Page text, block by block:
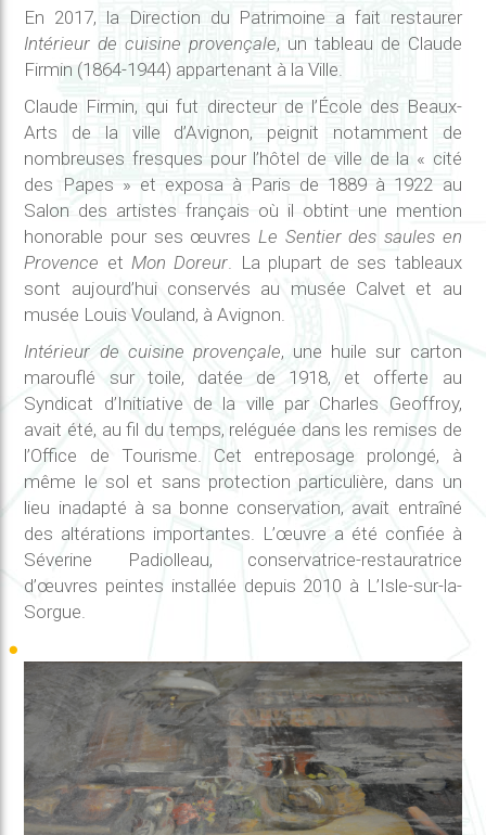
En 2017, la Direction du Patrimoine a fait restaurer
Intérieur de cuisine provençale, un tableau de Claude
Firmin (1864-1944) appartenant à la Ville.
Claude Firmin, qui fut directeur de l’École des Beaux-
Arts de la ville d’Avignon, peignit notamment de
nombreuses fresques pour l’hôtel de ville de la « cité
des Papes » et exposa à Paris de 1889 à 1922 au
Salon des artistes français où il obtint une mention
honorable pour ses œuvres Le Sentier des saules en
Provence et Mon Doreur. La plupart de ses tableaux
sont aujourd’hui conservés au musée Calvet et au
musée Louis Vouland, à Avignon.
Intérieur de cuisine provençale, une huile sur carton
marouflé sur toile, datée de 1918, et offerte au
Syndicat d’Initiative de la ville par Charles Geoffroy,
avait été, au fil du temps, reléguée dans les remises de
l’Office de Tourisme. Cet entreposage prolongé, à
même le sol et sans protection particulière, dans un
lieu inadapté à sa bonne conservation, avait entraîné
des altérations importantes. L’œuvre a été confiée à
Séverine Padiolleau, conservatrice-restauratrice
d’œuvres peintes installée depuis 2010 à L’Isle-sur-la-
Sorgue.